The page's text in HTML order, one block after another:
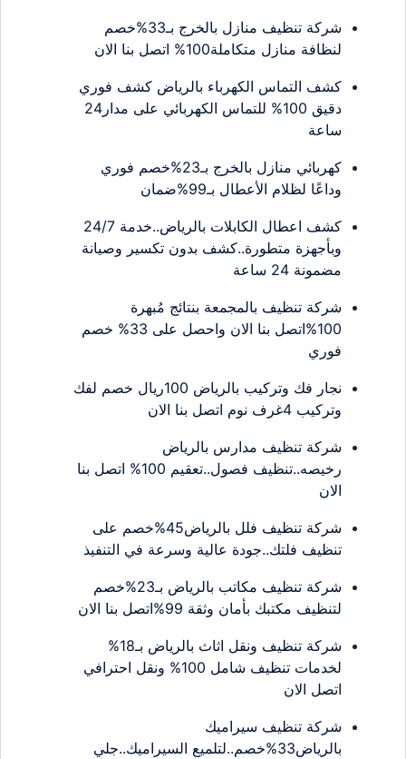
شركة تنظيف منازل بالخرج بـ33%خصم
لنظافة منازل متكاملة100% اتصل بنا الان
كشف التماس الكهرباء بالرياض كشف فوري
دقيق 100% للتماس الكهربائي على مدار24
ساعة
كهربائي منازل بالخرج بـ23%خصم فوري
وداعًا لظلام الأعطال بـ99%ضمان
كشف اعطال الكابلات بالرياض..خدمة 24/7
وبأجهزة متطورة..كشف بدون تكسير وصيانة
مضمونة 24 ساعة
شركة تنظيف بالمجمعة بنتائج مُبهرة
100%اتصل بنا الان واحصل على 33% خصم
فوري
نجار فك وتركيب بالرياض 100ريال خصم لفك
وتركيب 4غرف نوم اتصل بنا الان
شركة تنظيف مدارس بالرياض
رخيصه..تنظيف فصول..تعقيم 100% اتصل بنا
الان
شركة تنظيف فلل بالرياض45%خصم على
تنظيف فلتك..جودة عالية وسرعة في التنفيذ
شركة تنظيف مكاتب بالرياض بـ23%خصم
لتنظيف مكتبك بأمان وثقة 99%اتصل بنا الان
شركة تنظيف ونقل اثاث بالرياض بـ18%
لخدمات تنظيف شامل 100% ونقل احترافي
اتصل الان
شركة تنظيف سيراميك
بالرياض33%خصم..لتلميع السيراميك..جلي